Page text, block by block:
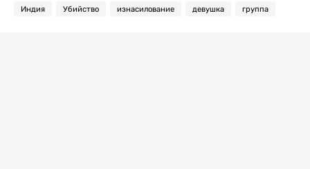
Индия Убийство изнасилование девушка группа